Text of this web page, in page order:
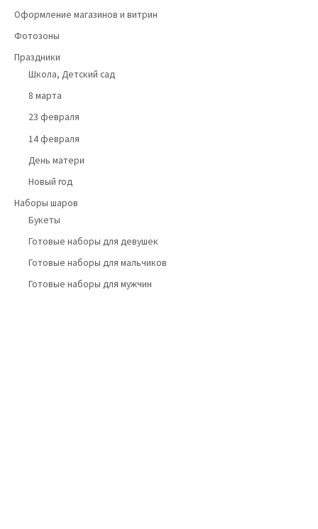
Оформление магазинов и витрин
Фотозоны
Праздники
Школа, Детский сад
8 марта
23 февраля
14 февраля
День матери
Новый год
Наборы шаров
Букеты
Готовые наборы для девушек
Готовые наборы для мальчиков
Готовые наборы для мужчин